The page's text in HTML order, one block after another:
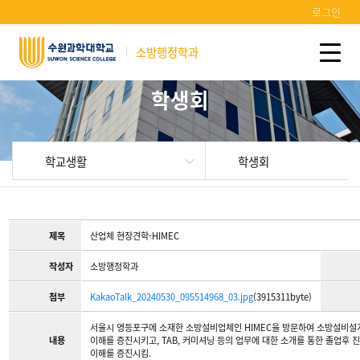
로그인
소방행정학과
학생회
학교생활 학생회
제목 산업체 현장견학-HIMEC
작성자 소방행정학과
첨부 KakaoTalk_20240530_095514968_03.jpg(3915311byte)
내용
서울시 영등포구에 소재한 소방설비업체인 HIMEC을 방문하여 소방설비설
이해를 증진시키고, TAB, 커미셔닝 등의 업무에 대한 소개를 통한 졸업후
이해를 증진시킴.